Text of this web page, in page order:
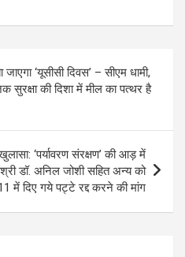
ail ar
e
‘यूसीसी दिवस’ – सीएम धामी,
सुरक्षा की दिशा में मील का पत्थर है
‘पर्यावरण संरक्षण’ की आड़ में
डॉ. अनिल जोशी सहित अन्य को
में दिए गये पट्टे रद्द करने की मांग